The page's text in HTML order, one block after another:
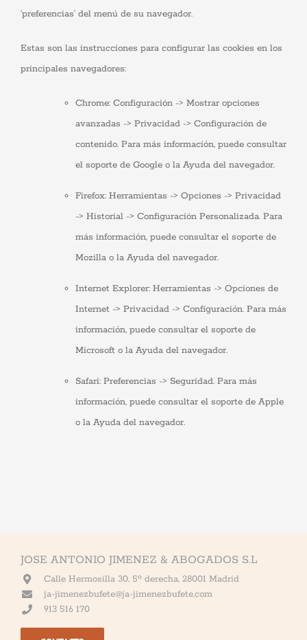
‘preferencias’ del menú de su navegador.
Estas son las instrucciones para configurar las cookies en los
principales navegadores:
Chrome: Configuración -> Mostrar opciones
avanzadas -> Privacidad -> Configuración de
contenido. Para más información, puede consultar
el soporte de Google o la Ayuda del navegador.
Firefox: Herramientas -> Opciones -> Privacidad
-> Historial -> Configuración Personalizada. Para
más información, puede consultar el soporte de
Mozilla o la Ayuda del navegador.
Internet Explorer: Herramientas -> Opciones de
Internet -> Privacidad -> Configuración. Para más
información, puede consultar el soporte de
Microsoft o la Ayuda del navegador.
Safari: Preferencias -> Seguridad. Para más
información, puede consultar el soporte de Apple
o la Ayuda del navegador.
JOSE ANTONIO JIMENEZ & ABOGADOS S.L
Calle Hermosilla 30, 5º derecha, 28001 Madrid
ja-jimenezbufete@ja-jimenezbufete.com
913 516 170